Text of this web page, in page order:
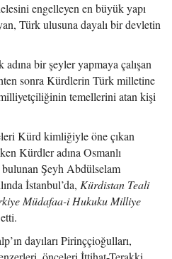
engelleyen en büyük yapı
Türk ulusuna dayalı bir devletin
bir şeyler yapmaya çalışan
sonra Kürdlerin Türk milletine
temellerini atan kişi
Kürd kimliğiyle öne çıkan
Kürdler adına Osmanlı
Şeyh Abdülselam
İstanbul’da, Kürdistan Teali
Müdafaa-i Hukuku Milliye
dayıları Pirinççioğulları,